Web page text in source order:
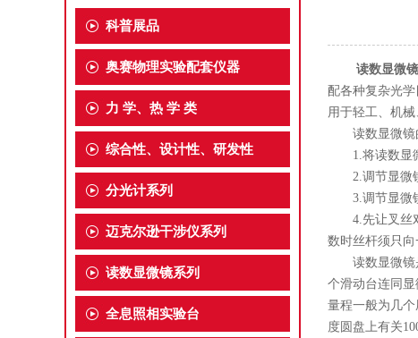
科普展品
奥赛物理实验配套仪器
力 学、热 学 类
综合性、设计性、研发性
分光计系列
迈克尔逊干涉仪系列
读数显微镜系列
全息照相实验台
读数显微镜
配各种复杂光
用于轻工、机
读数显微镜
1.将读数显微
2.调节显微镜
3.调节显微镜
4.先让叉丝对
数时丝杆须只向
读数显微镜是
个滑动台连同
量程一般为几
度圆盘上有关